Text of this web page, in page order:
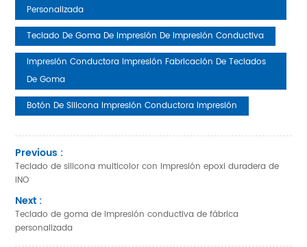
Personalizada
Teclado De Goma De Impresión De Impresión Conductiva
Impresión Conductora Impresión Fabricación De Teclados
De Goma
Botón De Silicona Impresión Conductora Impresión
Previous :
Teclado de silicona multicolor con impresión epoxi duradera de
INO
Next :
Teclado de goma de impresión conductiva de fábrica
personalizada